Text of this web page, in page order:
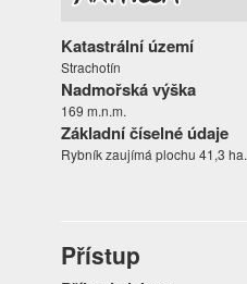
Katastrální území
Strachotín
Nadmořská výška
169 m.n.m.
Základní číselné údaje
Rybník zaujímá plochu 41,3 ha.
Přístup